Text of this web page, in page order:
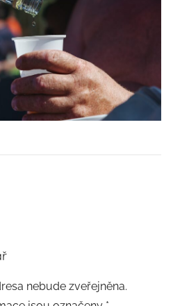
nebude zveřejněna.